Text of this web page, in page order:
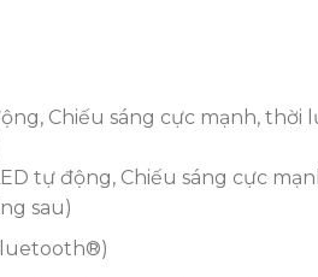
Chiếu sáng cực mạnh, thời
tự động, Chiếu sáng cực
sau)